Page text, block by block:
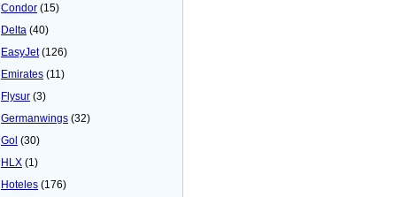
Condor (15)
Delta (40)
EasyJet(126)
Emirates (11)
Flysur (3)
Germanwings (32)
Gol (30)
HLX (1)
Hoteles (176)